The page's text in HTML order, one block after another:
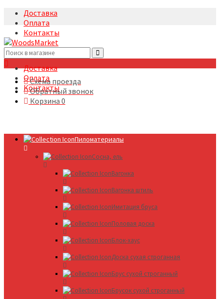
Доставка
Оплата
Контакты
+7(495)5322633
Доставка
Оплата
Контакты
Схема проезда
Обратный звонок
Корзина 0
Пиломатериалы
Сосна, ель
Вагонка
Вагонка штиль
Имитация бруса
Половая доска
Блок-хаус
Доска сухая строганная
Брус сухой строганный
Брусок сухой строганный